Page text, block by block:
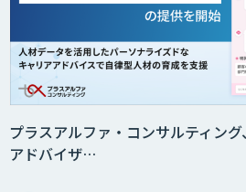
プラスアルファ・コンサルティン
アドバイザ…